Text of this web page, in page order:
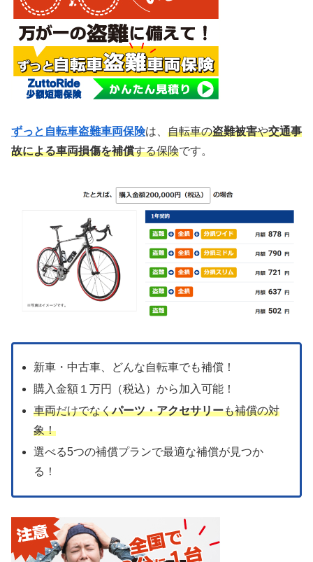
ずっと自転車盗難車両保険は、 自転車の盗難被害や交通事
故による車両損傷を補償する保険です。
新車・中古車、どんな自転車でも補償！
購入金額１万円（税込）から加入可能！
車両だけでなくパーツ・アクセサリーも補償の対
象！
選べる5つの補償プランで最適な補償が見つか
る！